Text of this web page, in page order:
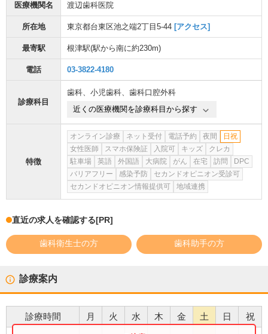
医療機関名 渡辺歯科医院
所在地 東京都台東区池之端2丁目5-44 [アクセス]
最寄駅 根津駅(駅から南に約230m)
電話 03-3822-4180
診療科目
歯科、 小児歯科、 歯科口腔外科
近くの医療機関を診療科目から探す
特徴
オンライン診療 ネット受付 電話予約 夜間
日祝
女性医師
スマホ保険証 入院可 キッズ
クレカ
駐車場
英語 外国語 大病院 がん 在宅 訪問
DPC
バリアフリー
感染予防
セカンドオピニオン受診可
セカンドオピニオン情報提供可
地域連携
直近の求人を確認する[PR]
歯科衛生士の方 歯科助手の方
診療案内
診療時間 月 火 水 木 金 土 日 祝